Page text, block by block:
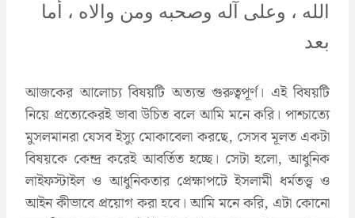
الله ، وعلى آله وصحبه ومن والاه ، أما
بعد
আজকের আলোচ্য বিষয়টি অত্যন্ত গুরুত্বপূর্ণ। এই বিষয়টি
নিয়ে প্রত্যেকেরই ভাবা উচিত বলে আমি মনে করি। পাশ্চাত্যে
মুসলমানরা যেসব ইস্যু মোকাবেলা করছে, সেসব মূলত একটা
বিষয়কে কেন্দ্র করেই আবর্তিত হচ্ছে। সেটা হলো, আধুনিক
লাইফস্টাইল ও আধুনিকতার প্রেক্ষাপটে ইসলামী ধর্মতত্ত্ব ও
আইন কীভাবে প্রয়োগ করা হবে। আমি মনে করি, এটা কোনো